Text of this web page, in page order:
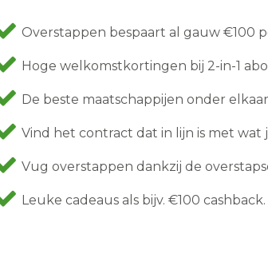
Overstappen bespaart al gauw €100
Hoge welkomstkortingen bij 2-in-1
De beste maatschappijen onder
Vind het contract dat in lijn is met wat
Vug overstappen dankzij de
Leuke cadeaus als bijv. €100 cashback.